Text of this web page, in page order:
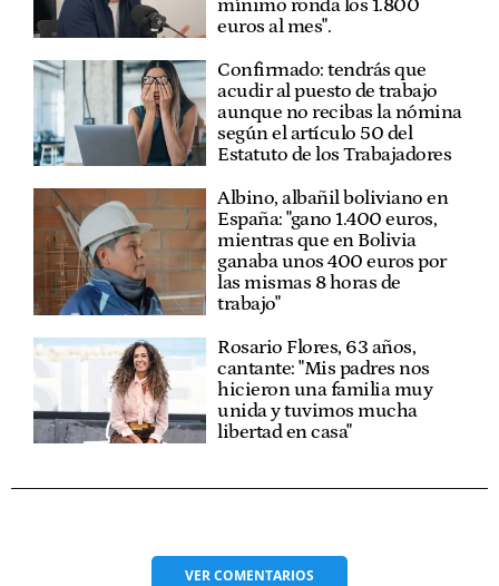
mínimo ronda los 1.800
euros al mes".
Confirmado: tendrás que
acudir al puesto de trabajo
aunque no recibas la nómina
según el artículo 50 del
Estatuto de los Trabajadores
Albino, albañil boliviano en
España: "gano 1.400 euros,
mientras que en Bolivia
ganaba unos 400 euros por
las mismas 8 horas de
trabajo"
Rosario Flores, 63 años,
cantante: "Mis padres nos
hicieron una familia muy
unida y tuvimos mucha
libertad en casa"
VERCOMENTARIOS